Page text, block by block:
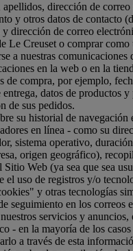
apellidos, dirección de
y otros datos de contacto
dirección de correo
Le Creuset o comprar
a nuestras comunicaciones
en la web o en la
de compra, por ejemplo,
entrega, datos de productos
de sus pedidos.
su historial de
en línea - como su
sistema operativo,
origen geográfico),
Sitio Web (ya sea que sea
el uso de registros y/o
y otras tecnologías
seguimiento en los correos
servicios y anuncios,
- en la mayoría de los
a través de esta